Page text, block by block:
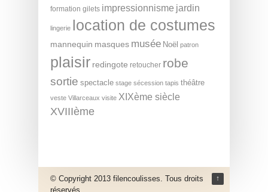
formation gilets impressionnisme jardin
lingerie location de costumes
mannequin masques musée Noël patron
plaisir redingote retoucher robe
sortie spectacle stage sécession tapis théâtre
veste Villarceaux visite XIXème siècle
XVIIIème
↑
© Copyright 2013 filencoulisses. Tous droits
réservés.